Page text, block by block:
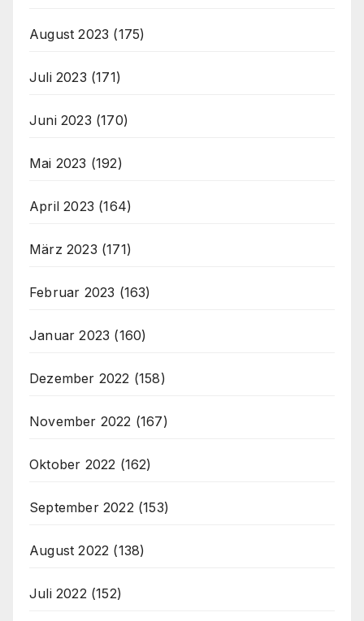
August 2023 (175)
Juli 2023 (171)
Juni 2023 (170)
Mai 2023 (192)
April 2023 (164)
März 2023 (171)
Februar 2023 (163)
Januar 2023 (160)
Dezember 2022 (158)
November 2022 (167)
Oktober 2022 (162)
September 2022 (153)
August 2022 (138)
Juli 2022 (152)